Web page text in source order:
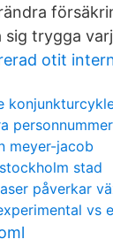
sig trygga
otit
meyer-jacob
stad
påverkar
vs